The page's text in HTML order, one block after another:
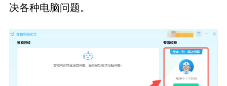
决各种电脑问题。